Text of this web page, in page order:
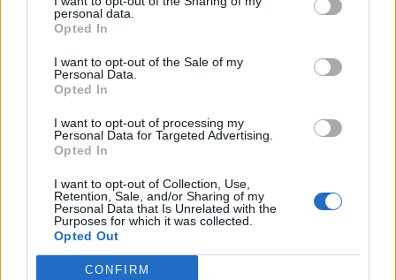
personal data.
Opted In
I want to opt-out of the Sale of my
Personal Data.
Opted In
I want to opt-out of processing my
Personal Data for Targeted Advertising.
Opted In
I want to opt-out of Collection, Use,
Retention, Sale, and/or Sharing of my
Personal Data that Is Unrelated with the
Purposes for which it was collected.
Opted Out
CONFIRM
δανειολήπτες», ενώ ακολούθησαν άλλοι 8
βουλευτές της κυβέρνησης, καταθέτοντας
ερώτηση για την επέκταση της απαλλαγής
συνταξιούχων από τη συμμετοχή στη
φαρμακευτική δαπάνη, με αποδέκτες τους
υπουργούς Υγείας και Εργασίας. Ακολούθησε
τον Νοέμβριο η διαγραφή από τη ΝΔ του
πρώην πρωθυπουργούΑντώνη
Σαμαράύστερα από συνέντευξη του πρώην
προέδρου της ΝΔ που ζητούσε την
Αποδέχομαι τους
και την πολιτική απορρήτου
X